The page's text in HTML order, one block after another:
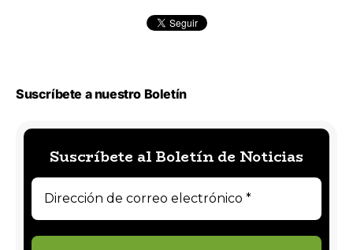
Suscríbete a nuestro Boletín
Suscríbete al Boletín de Noticias